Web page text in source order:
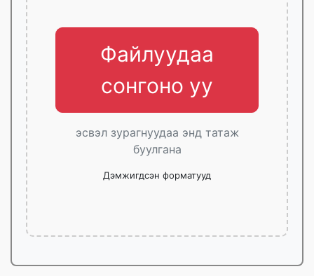
Файлуудаа
сонгоно уу
эсвэл зурагнуудаа энд татаж
буулгана
Дэмжигдсэн форматууд